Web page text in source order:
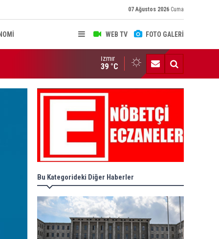
07 Ağustos 2026 Cuma
WEB TV FOTO GALERİ
Bildirisi yayımlandı! İŞTE ALINAN KRİTİK KARARLAR
İzmir
39 °C
Bu Kategorideki Diğer Haberler